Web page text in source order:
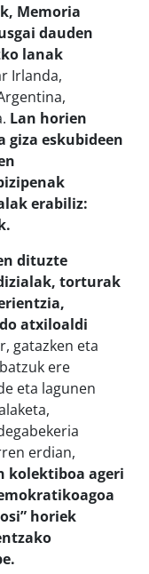
Memoria
dauden
lanak
Irlanda,
Lan horien
giza eskubideen
erabiliz:
dituzte
torturak
atxiloaldi
gatazken eta
ere
eta lagunen
erdian,
kolektiboa ageri
horiek